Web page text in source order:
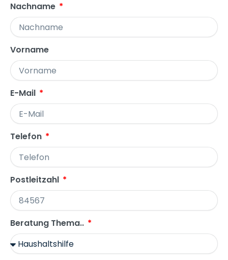
Nachname
Vorname
E-Mail
Telefon
Postleitzahl
Beratung Thema..